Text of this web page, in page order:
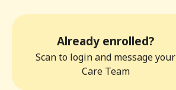
Already enrolled?
Scan to login and message your
Care Team